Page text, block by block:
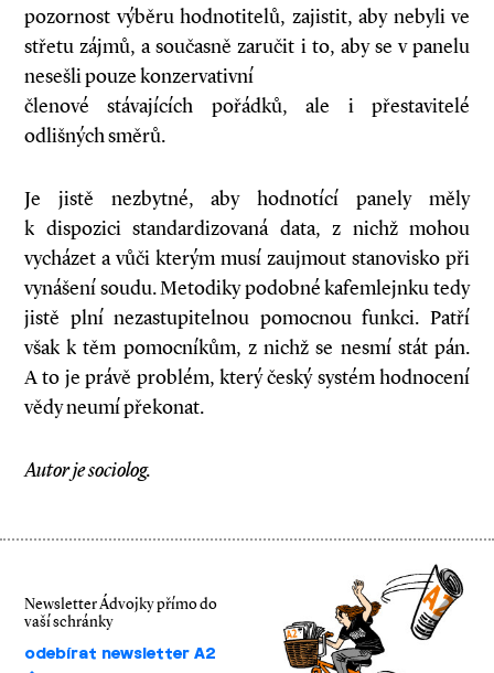
pozornost výběru hodnotitelů, zajistit, aby nebyli ve
střetu zájmů, a současně zaručit i to, aby se v panelu
nesešli pouze konzervativní
členové stávajících pořádků, ale i přestavitelé
odlišných směrů.
Je jistě nezbytné, aby hodnotící panely měly
k dispozici standardizovaná data, z nichž mohou
vycházet a vůči kterým musí zaujmout stanovisko při
vynášení soudu. Metodiky podobné kafemlejnku tedy
jistě plní nezastupitelnou pomocnou funkci. Patří
však k těm pomocníkům, z nichž se nesmí stát pán.
A to je právě problém, který český systém hodnocení
vědy neumí překonat.
Autor je sociolog.
Newsletter Ádvojky přímo do
vaší schránky
odebírat newsletter A2